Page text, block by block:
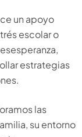
un apoyo
escolar o
estrategias
las
su entorno